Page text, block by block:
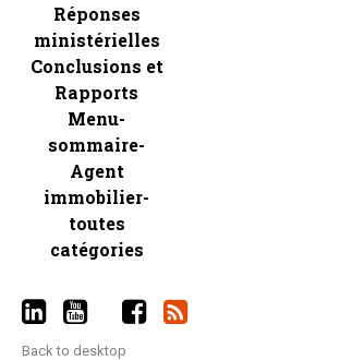
Réponses
ministérielles
Conclusions et
Rapports
Menu-
sommaire-
Agent
immobilier-
toutes
catégories
Back to desktop